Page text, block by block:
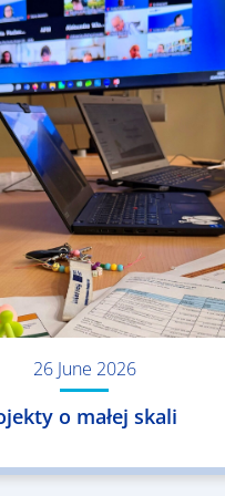
26 June 2026
o małej skali